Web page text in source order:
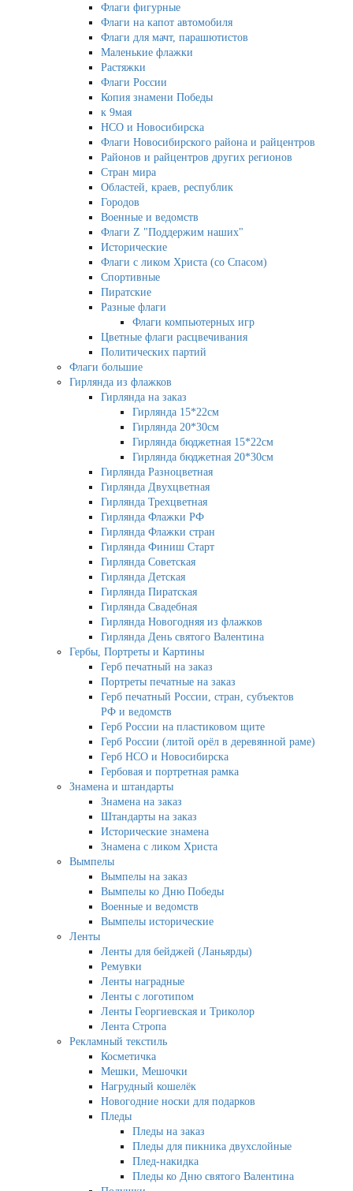
Флаги фигурные
Флаги на капот автомобиля
Флаги для мачт, парашютистов
Маленькие флажки
Растяжки
Флаги России
Копия знамени Победы
к 9мая
НСО и Новосибирска
Флаги Новосибирского района и райцентров
Районов и райцентров других регионов
Стран мира
Областей, краев, республик
Городов
Военные и ведомств
Флаги Z "Поддержим наших"
Исторические
Флаги с ликом Христа (со Спасом)
Спортивные
Пиратские
Разные флаги
Флаги компьютерных игр
Цветные флаги расцвечивания
Политических партий
Флаги большие
Гирлянда из флажков
Гирлянда на заказ
Гирлянда 15*22см
Гирлянда 20*30см
Гирлянда бюджетная 15*22см
Гирлянда бюджетная 20*30см
Гирлянда Разноцветная
Гирлянда Двухцветная
Гирлянда Трехцветная
Гирлянда Флажки РФ
Гирлянда Флажки стран
Гирлянда Финиш Старт
Гирлянда Советская
Гирлянда Детская
Гирлянда Пиратская
Гирлянда Свадебная
Гирлянда Новогодняя из флажков
Гирлянда День святого Валентина
Гербы, Портреты и Картины
Герб печатный на заказ
Портреты печатные на заказ
Герб печатный России, стран, субъектов
РФ и ведомств
Герб России на пластиковом щите
Герб России (литой орёл в деревянной раме)
Герб НСО и Новосибирска
Гербовая и портретная рамка
Знамена и штандарты
Знамена на заказ
Штандарты на заказ
Исторические знамена
Знамена с ликом Христа
Вымпелы
Вымпелы на заказ
Вымпелы ко Дню Победы
Военные и ведомств
Вымпелы исторические
Ленты
Ленты для бейджей (Ланьярды)
Ремувки
Ленты наградные
Ленты с логотипом
Ленты Георгиевская и Триколор
Лента Стропа
Рекламный текстиль
Косметичка
Мешки, Мешочки
Нагрудный кошелёк
Новогодние носки для подарков
Пледы
Пледы на заказ
Пледы для пикника двухслойные
Плед-накидка
Пледы ко Дню святого Валентина